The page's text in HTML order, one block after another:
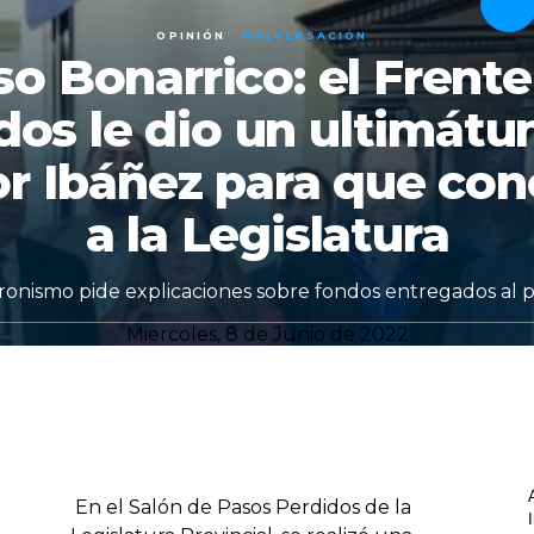
OPINIÓN MALVERSACIÓN
Bonarrico: el
le dio un
Ibáñez para que
a la Legislatura
pide explicaciones sobre fondos entregados al
Miercoles, 8 de Junio de 2022
En el Salón de Pasos Perdidos de la